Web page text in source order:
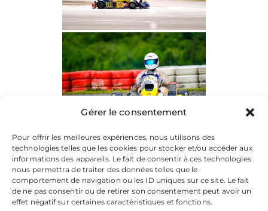
Gérer le consentement
Pour offrir les meilleures expériences, nous utilisons des
technologies telles que les cookies pour stocker et/ou accéder aux
informations des appareils. Le fait de consentir à ces technologies
nous permettra de traiter des données telles que le
comportement de navigation ou les ID uniques sur ce site. Le fait
de ne pas consentir ou de retirer son consentement peut avoir un
effet négatif sur certaines caractéristiques et fonctions.